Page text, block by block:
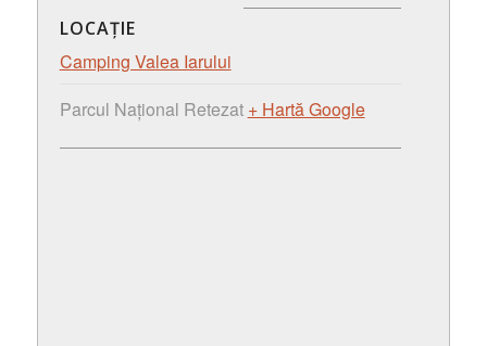
LOCAȚIE
Camping Valea Iarului
Parcul Național Retezat + Hartă Google